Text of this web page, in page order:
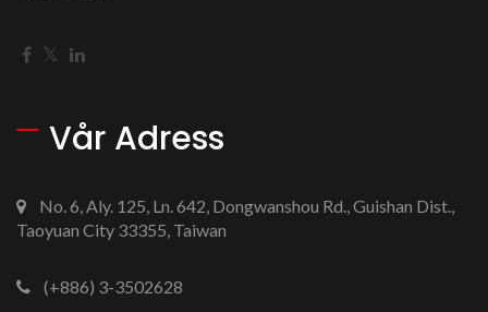
Vår Adress
No. 6, Aly. 125, Ln. 642, Dongwanshou Rd., Guishan Dist.,
Taoyuan City 33355, Taiwan
(+886) 3-3502628